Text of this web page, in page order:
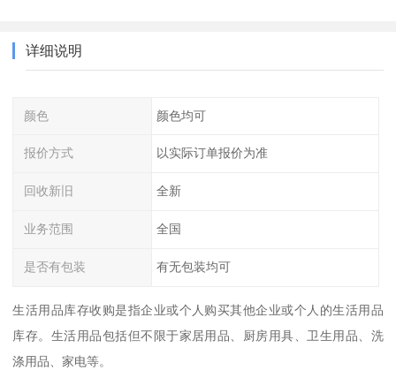
详细说明
颜色 颜色均可
报价方式 以实际订单报价为准
回收新旧 全新
业务范围 全国
是否有包装 有无包装均可
生活用品库存收购是指企业或个人购买其他企业或个人的生活用品
库存。生活用品包括但不限于家居用品、厨房用具、卫生用品、洗
涤用品、家电等。